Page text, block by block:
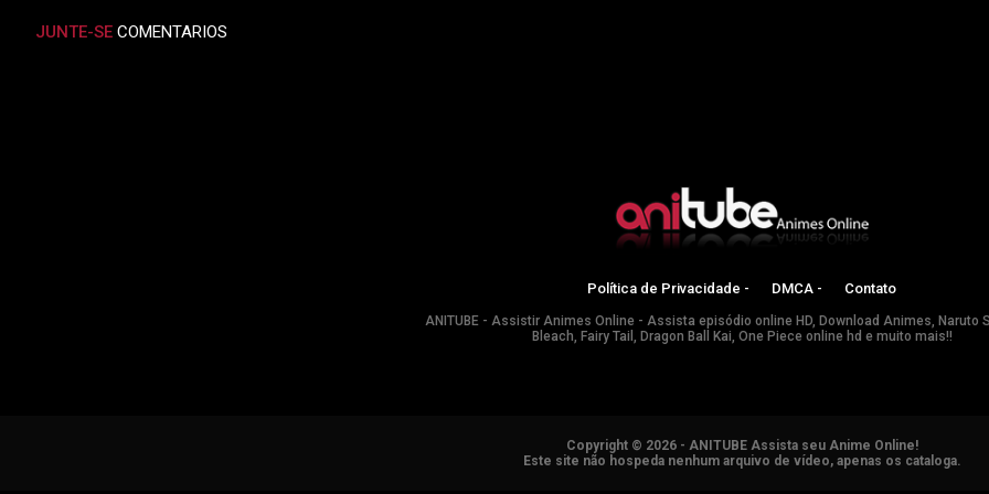
JUNTE-SE COMENTARIOS
Política de Privacidade - DMCA - Contato
ANITUBE - Assistir Animes Online - Assista episódio online HD, Download Animes, Naruto
Bleach, Fairy Tail, Dragon Ball Kai, One Piece online hd e muito mais!!
Copyright © 2026 - ANITUBE Assista seu Anime Online!
Este site não hospeda nenhum arquivo de vídeo, apenas os cataloga.